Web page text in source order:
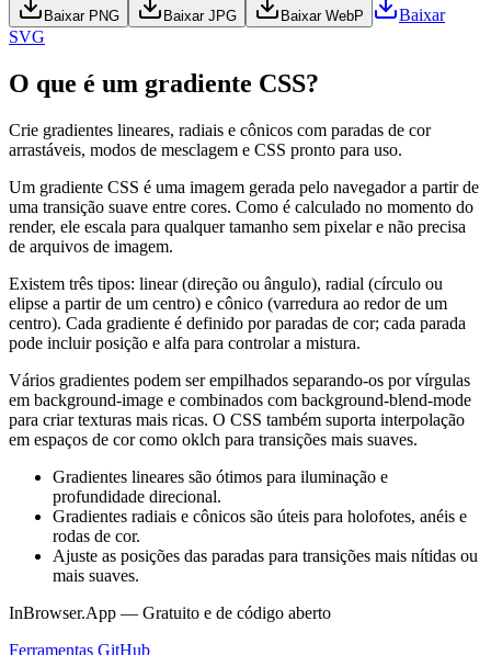
Baixar PNG Baixar JPG Baixar WebP
Baixar
SVG
O que é um gradiente CSS?
Crie gradientes lineares, radiais e cônicos com paradas de cor
arrastáveis, modos de mesclagem e CSS pronto para uso.
Um gradiente CSS é uma imagem gerada pelo navegador a partir de
uma transição suave entre cores. Como é calculado no momento do
render, ele escala para qualquer tamanho sem pixelar e não precisa
de arquivos de imagem.
Existem três tipos: linear (direção ou ângulo), radial (círculo ou
elipse a partir de um centro) e cônico (varredura ao redor de um
centro). Cada gradiente é definido por paradas de cor; cada parada
pode incluir posição e alfa para controlar a mistura.
Vários gradientes podem ser empilhados separando-os por vírgulas
em background-image e combinados com background-blend-mode
para criar texturas mais ricas. O CSS também suporta interpolação
em espaços de cor como oklch para transições mais suaves.
Gradientes lineares são ótimos para iluminação e
profundidade direcional.
Gradientes radiais e cônicos são úteis para holofotes, anéis e
rodas de cor.
Ajuste as posições das paradas para transições mais nítidas ou
mais suaves.
InBrowser.App — Gratuito e de código aberto
Ferramentas GitHub